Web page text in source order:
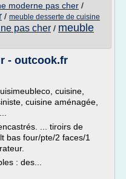
moderne pas cher /
/ meuble desserte de cuisine
pas cher / meuble
- outcook.fr
cuisine,
cuisine aménagée,
... tiroirs de
bas four/pte/2 faces/1
: des...